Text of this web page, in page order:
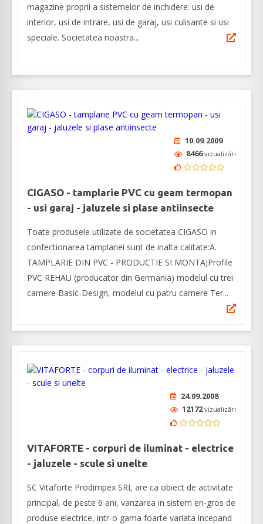
magazine proprii a sistemelor de inchidere: usi de
interior, usi de intrare, usi de garaj, usi culisante si usi
speciale. Societatea noastra...
10.09.2009
8466vizualizări
CIGASO - tamplarie PVC cu geam termopan
- usi garaj - jaluzele si plase antiinsecte
Toate produsele utilizate de societatea CIGASO in
confectionarea tamplariei sunt de inalta calitate:A.
TAMPLARIE DIN PVC - PRODUCTIE SI MONTAJProfile
PVC REHAU (producator din Germania) modelul cu trei
camere Basic-Design, modelul cu patru camere Ter...
24.09.2008
12172vizualizări
VITAFORTE - corpuri de iluminat - electrice
- jaluzele - scule si unelte
SC Vitaforte Prodimpex SRL are ca obiect de activitate
principal, de peste 6 ani, vanzarea in sistem en-gros de
produse electrice, intr-o gama foarte variata incepand